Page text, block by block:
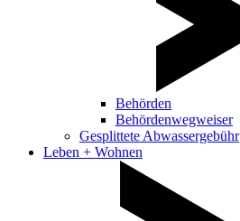
Behörden
Behördenwegweiser
Gesplittete Abwassergebühr
Leben + Wohnen